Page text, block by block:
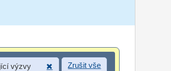
výzvy Zrušit vše